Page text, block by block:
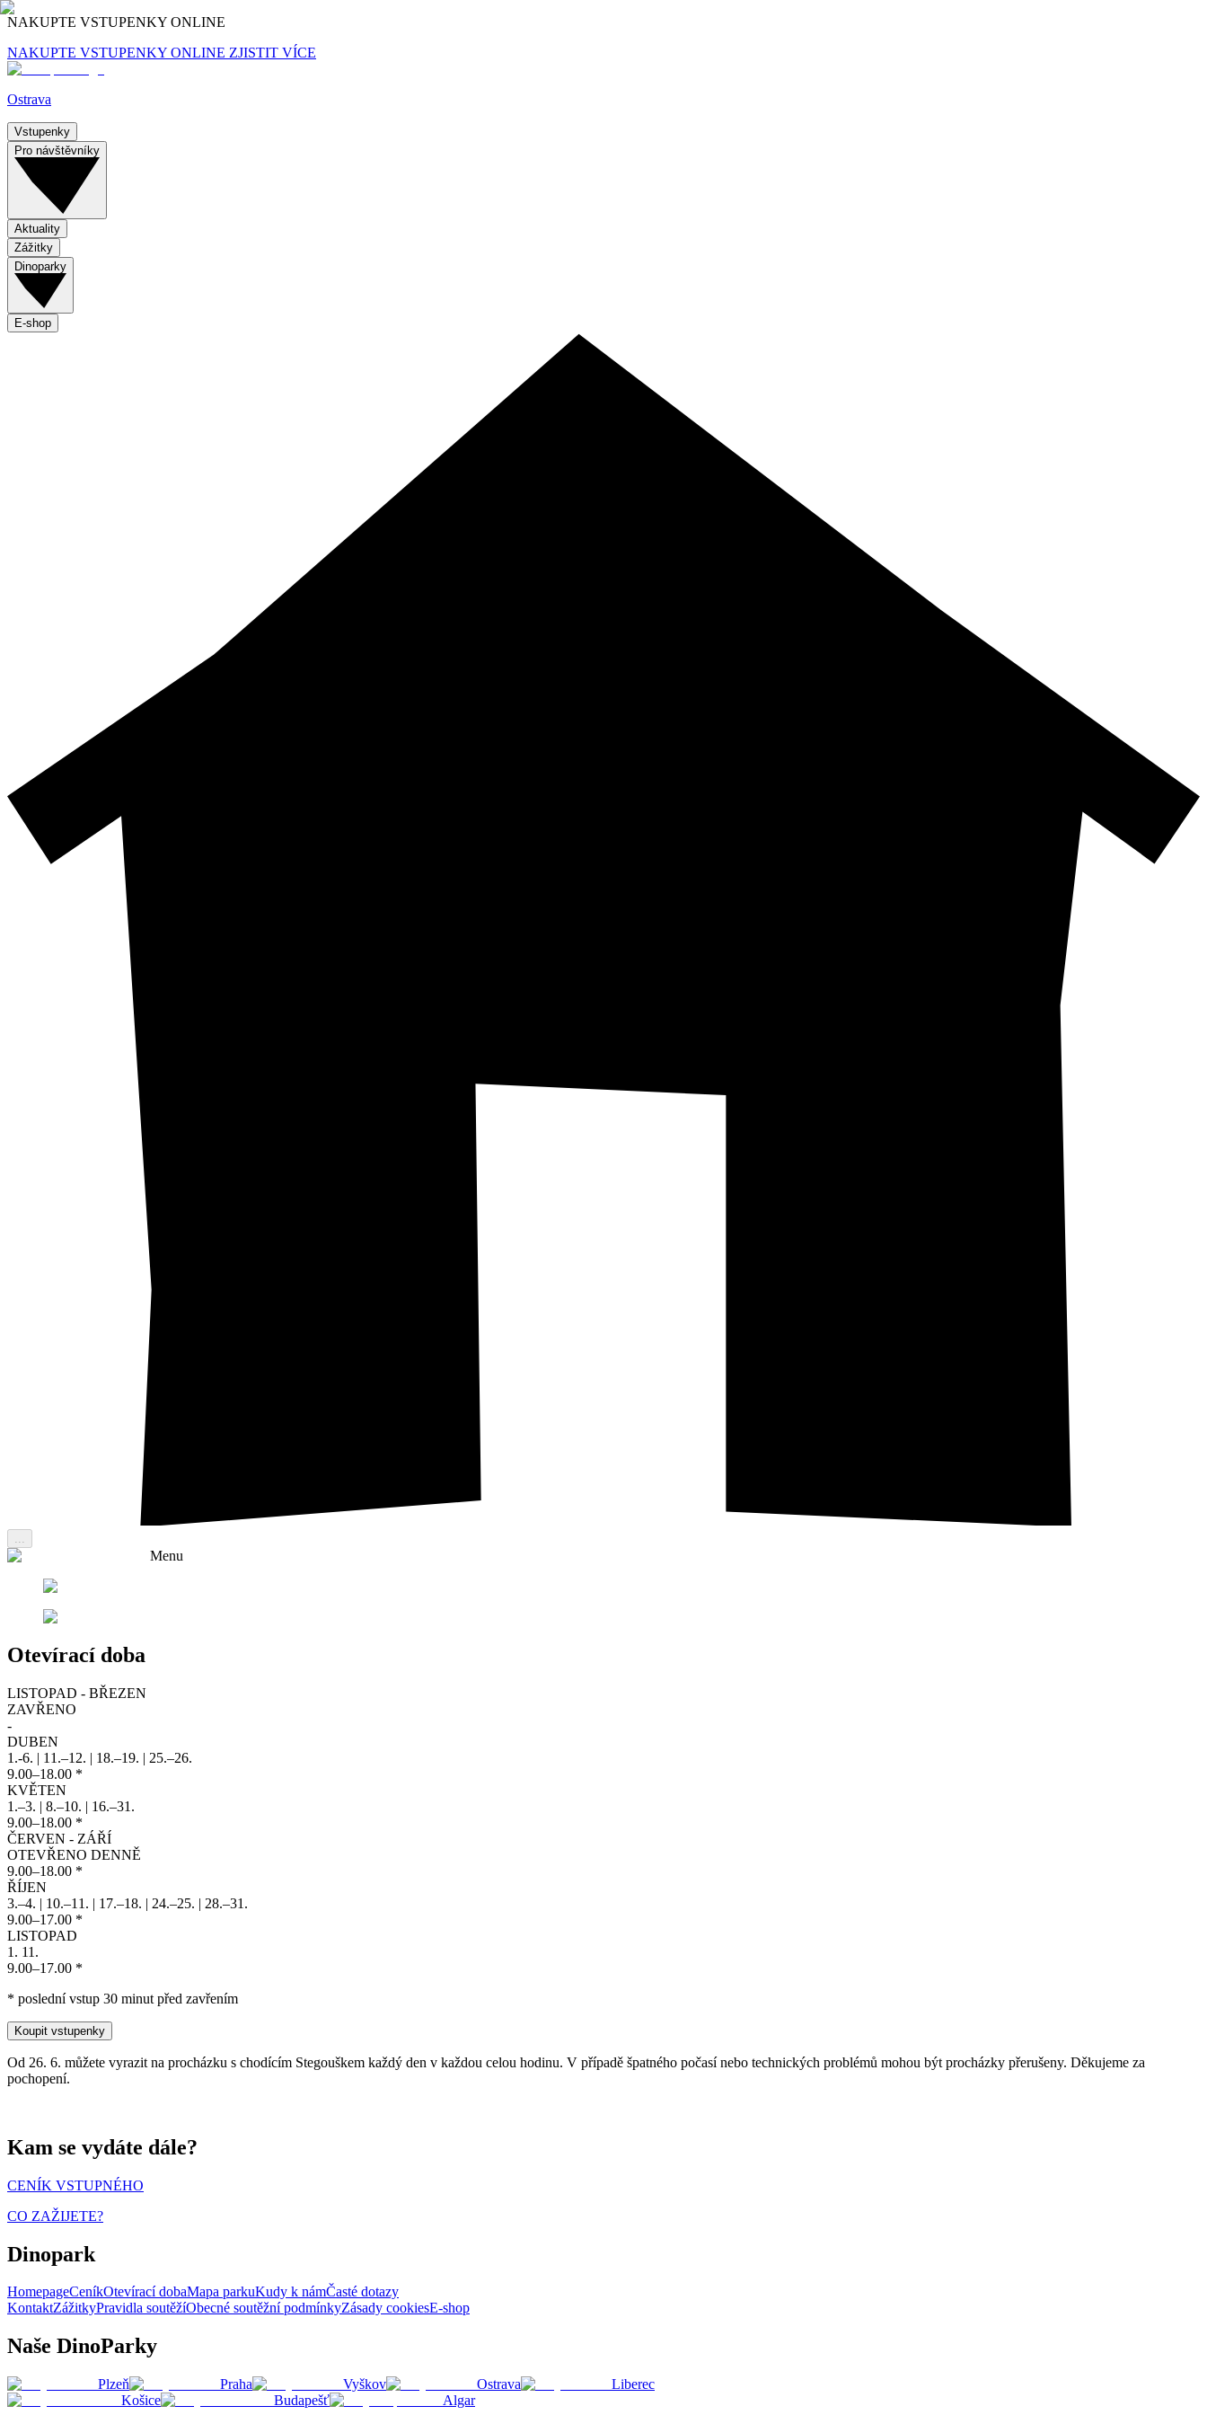
NAKUPTE VSTUPENKY ONLINE
NAKUPTE VSTUPENKY ONLINE ZJISTIT VÍCE
Ostrava
Vstupenky
Pro návštěvníky
Aktuality
Zážitky
Dinoparky
E-shop
Menu
Otevírací doba
LISTOPAD - BŘEZEN
ZAVŘENO
-
DUBEN
1.-6. | 11.–12. | 18.–19. | 25.–26.
9.00–18.00 *
KVĚTEN
1.–3. | 8.–10. | 16.–31.
9.00–18.00 *
ČERVEN - ZÁŘÍ
OTEVŘENO DENNĚ
9.00–18.00 *
ŘÍJEN
3.–4. | 10.–11. | 17.–18. | 24.–25. | 28.–31.
9.00–1 7.00 *
LISTOPAD
1. 11.
9.00–1 7.00 *
* poslední vstup 30 minut před zavřením
Koupit vstupenky
Od 26. 6. můžete vyrazit na procházku s chodícím Stegouškem každý den v každou celou hodinu. V případě špatného počasí nebo technických problémů mohou být procházky přerušeny. Děkujeme za
pochopení.
Kam se vydáte dále?
CENÍK VSTUPNÉHO
CO ZAŽIJETE?
Dinopark
HomepageCeníkOtevírací dobaMapa parkuKudy k námČasté dotazy
KontaktZážitkyPravidla soutěžíObecné soutěžní podmínkyZásady cookiesE-shop
Naše DinoParky
Plzeň Praha Vyškov Ostrava
Liberec
Košice
Budapešť Algar